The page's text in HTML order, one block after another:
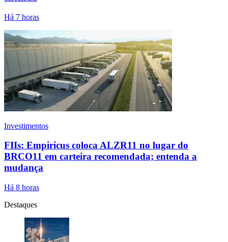
Há 7 horas
Investimentos
FIIs: Empiricus coloca ALZR11 no lugar do
BRCO11 em carteira recomendada; entenda a
mudança
Há 8 horas
Destaques